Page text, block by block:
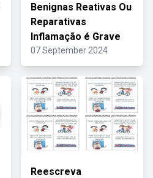
Benignas Reativas Ou
Reparativas
Inflamação é Grave
07 September 2024
Reescreva